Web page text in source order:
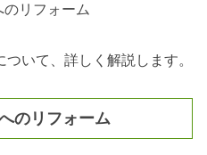
リフォーム
いて、詳しく解説します。
のリフォーム